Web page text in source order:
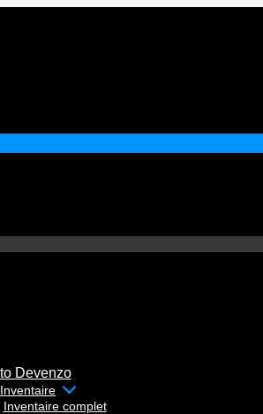
Inventaire
Inventaire complet